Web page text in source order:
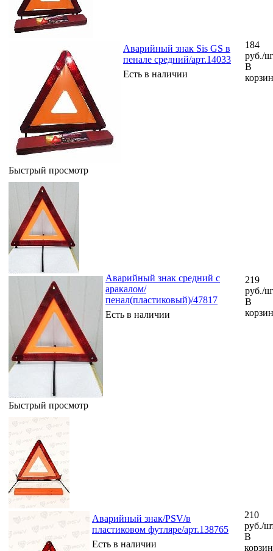
Быстрый просмотр
Аварийный знак Sis GS в
пенале средний/арт.14033
Есть в наличии
184
руб./
В
Быстрый просмотр
Аварийный знак средний с
аракалом/
пенал(пластиковый)/47817
Есть в наличии
219
руб./
В
Аварийный знак/PSV/в
пластиковом футляре/арт.138765
Есть в наличии
210
руб./
В